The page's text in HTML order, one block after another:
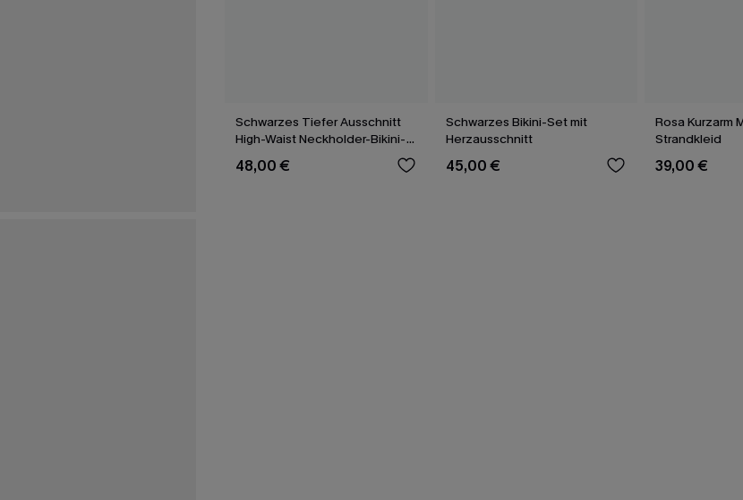
Schwarzes Tiefer Ausschnitt
High-Waist Neckholder-Bikini-
Set
48,00 €
Schwarzes Bikini-Set mit
Herzausschnitt
45,00 €
Rosa Kurzarm
Strandkleid
39,00 €